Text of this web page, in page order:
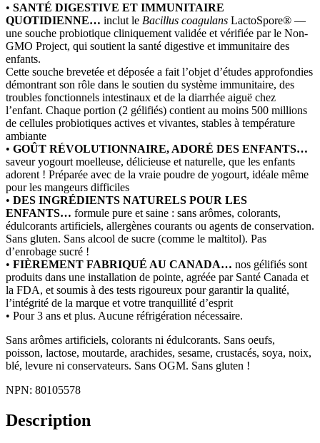
• SANTÉ DIGESTIVE ET IMMUNITAIRE
QUOTIDIENNE… inclut le Bacillus coagulans LactoSpore® —
une souche probiotique cliniquement validée et vérifiée par le Non-
GMO Project, qui soutient la santé digestive et immunitaire des
enfants.
Cette souche brevetée et déposée a fait l’objet d’études approfondies
démontrant son rôle dans le soutien du système immunitaire, des
troubles fonctionnels intestinaux et de la diarrhée aiguë chez
l’enfant. Chaque portion (2 gélifiés) contient au moins 500 millions
de cellules probiotiques actives et vivantes, stables à température
ambiante
• GOÛT RÉVOLUTIONNAIRE, ADORÉ DES ENFANTS…
saveur yogourt moelleuse, délicieuse et naturelle, que les enfants
adorent ! Préparée avec de la vraie poudre de yogourt, idéale même
pour les mangeurs difficiles
• DES INGRÉDIENTS NATURELS POUR LES
ENFANTS… formule pure et saine : sans arômes, colorants,
édulcorants artificiels, allergènes courants ou agents de conservation.
Sans gluten. Sans alcool de sucre (comme le maltitol). Pas
d’enrobage sucré !
• FIÈREMENT FABRIQUÉ AU CANADA… nos gélifiés sont
produits dans une installation de pointe, agréée par Santé Canada et
la FDA, et soumis à des tests rigoureux pour garantir la qualité,
l’intégrité de la marque et votre tranquillité d’esprit
• Pour 3 ans et plus. Aucune réfrigération nécessaire.
Sans arômes artificiels, colorants ni édulcorants. Sans oeufs,
poisson, lactose, moutarde, arachides, sesame, crustacés, soya, noix,
blé, levure ni conservateurs. Sans OGM. Sans gluten !
NPN: 80105578
Description